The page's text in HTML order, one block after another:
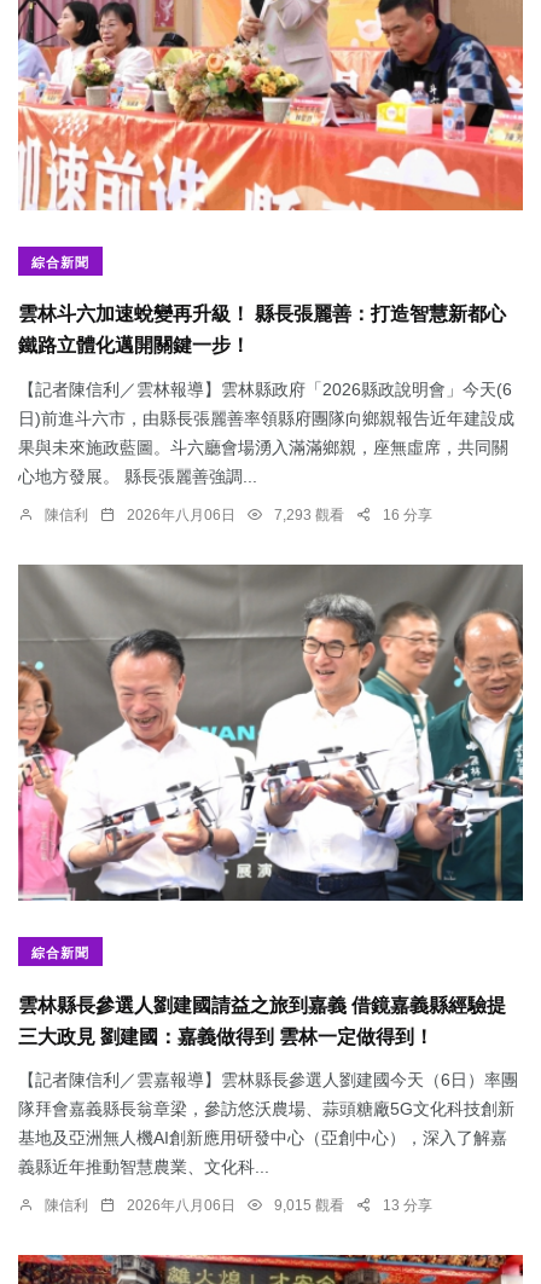
綜合新聞
雲林斗六加速蛻變再升級！ 縣長張麗善：打造智慧新都心
鐵路立體化邁開關鍵一步！
【記者陳信利／雲林報導】雲林縣政府「2026縣政說明會」今天(6
日)前進斗六市，由縣長張麗善率領縣府團隊向鄉親報告近年建設成
果與未來施政藍圖。斗六廳會場湧入滿滿鄉親，座無虛席，共同關
心地方發展。 縣長張麗善強調...
陳信利 2026年八月06日 7,293 觀看 16 分享
綜合新聞
雲林縣長參選人劉建國請益之旅到嘉義 借鏡嘉義縣經驗提
三大政見 劉建國：嘉義做得到 雲林一定做得到！
【記者陳信利／雲嘉報導】雲林縣長參選人劉建國今天（6日）率團
隊拜會嘉義縣長翁章梁，參訪悠沃農場、蒜頭糖廠5G文化科技創新
基地及亞洲無人機AI創新應用研發中心（亞創中心），深入了解嘉
義縣近年推動智慧農業、文化科...
陳信利 2026年八月06日 9,015 觀看 13 分享